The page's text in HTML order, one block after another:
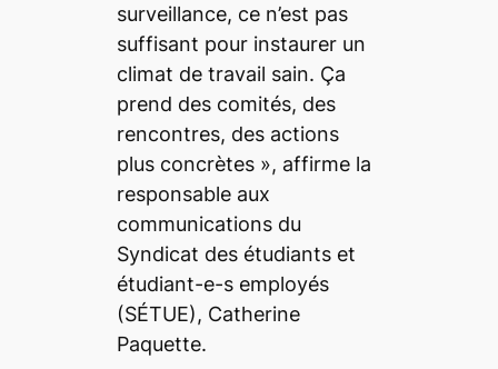
surveillance, ce n’est pas
suffisant pour instaurer un
climat de travail sain. Ça
prend des comités, des
rencontres, des actions
plus concrètes », affirme la
responsable aux
communications du
Syndicat des étudiants et
étudiant-e-s employés
(SÉTUE), Catherine
Paquette.